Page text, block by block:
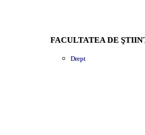
FACULTATEA DE
Drept